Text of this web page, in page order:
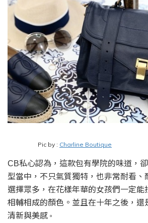
Pic by : Charline Boutique
CB私心認為，這款包有學院的味道，
型當中，不只氣質獨特，也非常耐看、
選擇眾多，在花樣年華的女孩們一定能
相輔相成的顏色。並且在十年之後，還
清新與美感 。